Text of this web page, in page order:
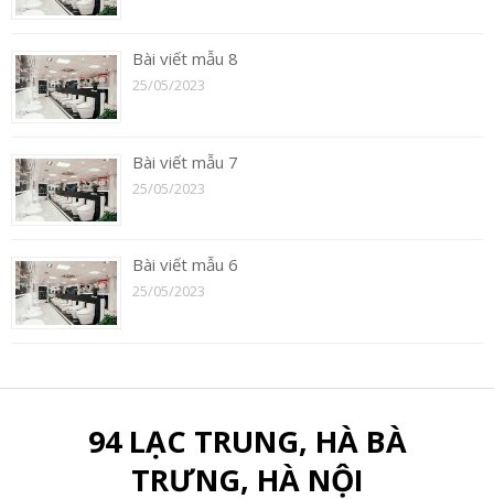
Bài viết mẫu 8
25/05/2023
Bài viết mẫu 7
25/05/2023
Bài viết mẫu 6
25/05/2023
94 LẠC TRUNG, HÀ BÀ
TRƯNG, HÀ NỘI